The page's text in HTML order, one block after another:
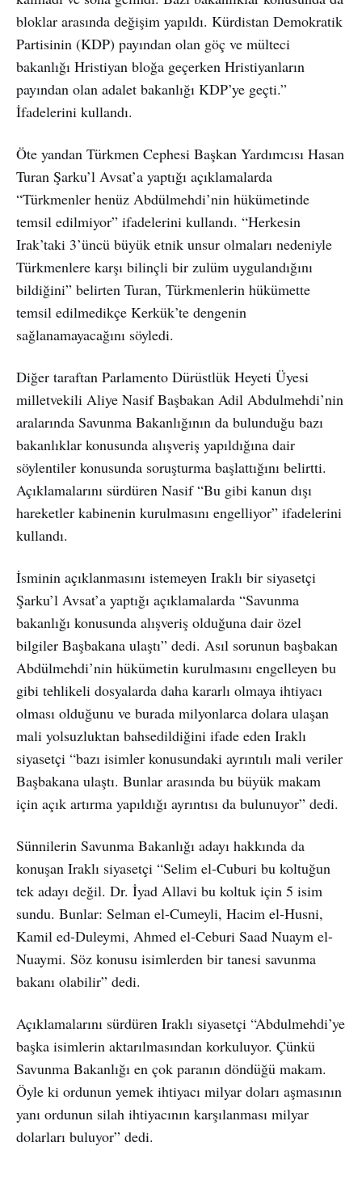
bloklar arasında değişim yapıldı. Kürdistan Demokratik
Partisinin (KDP) payından olan göç ve mülteci
bakanlığı Hristiyan bloğa geçerken Hristiyanların
payından olan adalet bakanlığı KDP’ye geçti.”
İfadelerini kullandı.
Öte yandan Türkmen Cephesi Başkan Yardımcısı Hasan
Turan Şarku’l Avsat’a yaptığı açıklamalarda
“Türkmenler henüz Abdülmehdi’nin hükümetinde
temsil edilmiyor” ifadelerini kullandı. “Herkesin
Irak’taki 3’üncü büyük etnik unsur olmaları nedeniyle
Türkmenlere karşı bilinçli bir zulüm uygulandığını
bildiğini” belirten Turan, Türkmenlerin hükümette
temsil edilmedikçe Kerkük’te dengenin
sağlanamayacağını söyledi.
Diğer taraftan Parlamento Dürüstlük Heyeti Üyesi
milletvekili Aliye Nasif Başbakan Adil Abdulmehdi’nin
aralarında Savunma Bakanlığının da bulunduğu bazı
bakanlıklar konusunda alışveriş yapıldığına dair
söylentiler konusunda soruşturma başlattığını belirtti.
Açıklamalarını sürdüren Nasif “Bu gibi kanun dışı
hareketler kabinenin kurulmasını engelliyor” ifadelerini
kullandı.
İsminin açıklanmasını istemeyen Iraklı bir siyasetçi
Şarku’l Avsat’a yaptığı açıklamalarda “Savunma
bakanlığı konusunda alışveriş olduğuna dair özel
bilgiler Başbakana ulaştı” dedi. Asıl sorunun başbakan
Abdülmehdi’nin hükümetin kurulmasını engelleyen bu
gibi tehlikeli dosyalarda daha kararlı olmaya ihtiyacı
olması olduğunu ve burada milyonlarca dolara ulaşan
mali yolsuzluktan bahsedildiğini ifade eden Iraklı
siyasetçi “bazı isimler konusundaki ayrıntılı mali veriler
Başbakana ulaştı. Bunlar arasında bu büyük makam
için açık artırma yapıldığı ayrıntısı da bulunuyor” dedi.
Sünnilerin Savunma Bakanlığı adayı hakkında da
konuşan Iraklı siyasetçi “Selim el-Cuburi bu koltuğun
tek adayı değil. Dr. İyad Allavi bu koltuk için 5 isim
sundu. Bunlar: Selman el-Cumeyli, Hacim el-Husni,
Kamil ed-Duleymi, Ahmed el-Ceburi Saad Nuaym el-
Nuaymi. Söz konusu isimlerden bir tanesi savunma
bakanı olabilir” dedi.
Açıklamalarını sürdüren Iraklı siyasetçi “Abdulmehdi’ye
başka isimlerin aktarılmasından korkuluyor. Çünkü
Savunma Bakanlığı en çok paranın döndüğü makam.
Öyle ki ordunun yemek ihtiyacı milyar doları aşmasının
yanı ordunun silah ihtiyacının karşılanması milyar
dolarları buluyor” dedi.